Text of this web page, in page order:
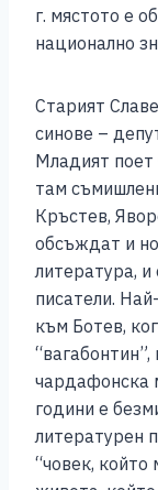
г. мястото е
национално
Старият
синове –
Младият поет
там
Кръстев,
обсъждат и
литература,
писатели.
към Ботев,
чардафонска
години е
литературен
“човек, който